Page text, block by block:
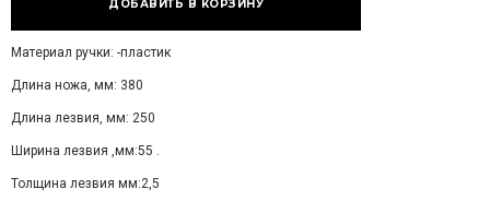
Материал ручки: -пластик
Длина ножа, мм: 380
Длина лезвия, мм: 250
Ширина лезвия ,мм:55 .
Толщина лезвия мм:2,5